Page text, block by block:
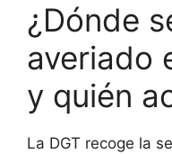
¿Dónde
averiado
y quién
La DGT recoge la